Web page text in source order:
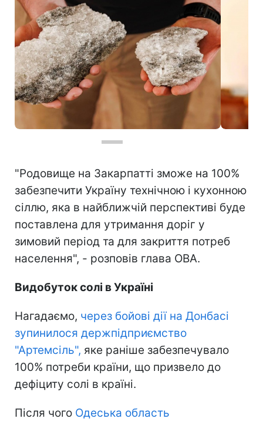
"Родовище на Закарпатті зможе на 100%
забезпечити Україну технічною і кухонною
сіллю, яка в найближчій перспективі буде
поставлена для утримання доріг у
зимовий період та для закриття потреб
населення", - розповів глава ОВА.
Видобуток солі в Україні
Нагадаємо, через бойові дії на Донбасі
зупинилося держпідприємство
"Артемсіль", яке раніше забезпечувало
100% потреби країни, що призвело до
дефіциту солі в країні.
Після чого Одеська область